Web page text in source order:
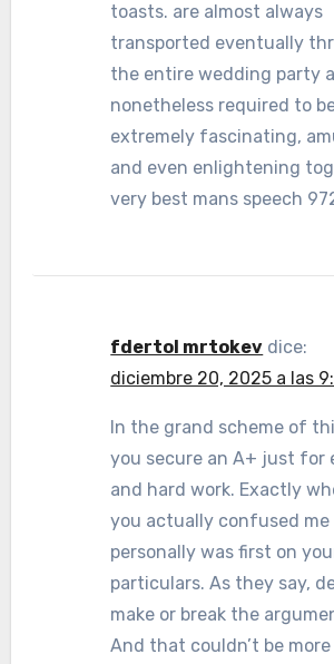
toasts. are almost always
transported eventually
the entire wedding party
nonetheless required to
extremely fascinating,
and even enlightening
very best mans speech
fdertol mrtokev dice:
diciembre 20, 2025 a las
In the grand scheme of
you secure an A+ just for
and hard work. Exactly
you actually confused me
personally was first on
particulars. As they say,
make or break the
And that couldn’t be more